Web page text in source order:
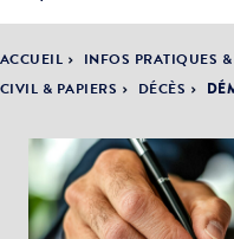
PRATIQUES &
DÉMARCHES
LA VILLE
ACCUEIL INFOS PRATIQUES
CIVIL & PAPIERS
DÉCÈS